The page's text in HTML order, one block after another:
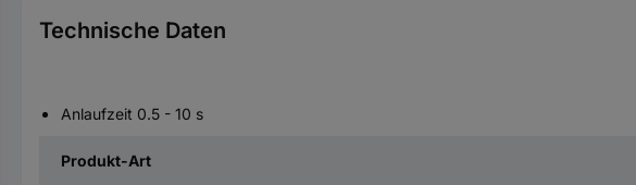
Technische Daten
Anlaufzeit 0.5 - 10 s
Produkt-Art